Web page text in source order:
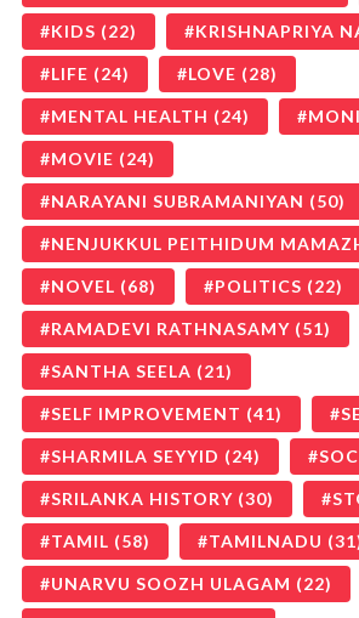
KIDS (22) KRISHNAPRIYA
LIFE (24) LOVE (28)
MENTAL HEALTH (24)
MOVIE (24)
NARAYANI SUBRAMANIYAN (50)
NENJUKKUL PEITHIDUM
NOVEL (68) POLITICS (22)
RAMADEVI RATHNASAMY (51)
SANTHA SEELA (21)
SELF IMPROVEMENT (41)
SHARMILA SEYYID (24)
SRILANKA HISTORY (30)
TAMIL (58) TAMILNADU
UNARVU SOOZH ULAGAM (22)